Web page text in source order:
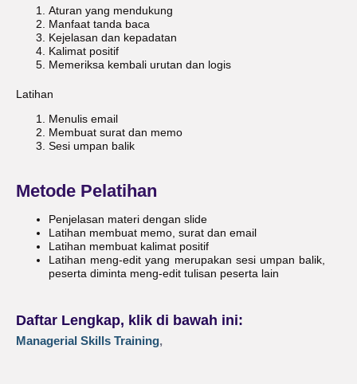
Aturan yang mendukung
Manfaat tanda baca
Kejelasan dan kepadatan
Kalimat positif
Memeriksa kembali urutan dan logis
Latihan
Menulis email
Membuat surat dan memo
Sesi umpan balik
Metode Pelatihan
Penjelasan materi dengan slide
Latihan membuat memo, surat dan email
Latihan membuat kalimat positif
Latihan meng-edit yang merupakan sesi umpan balik,
peserta diminta meng-edit tulisan peserta lain
Daftar Lengkap, klik di bawah ini:
Managerial Skills Training,